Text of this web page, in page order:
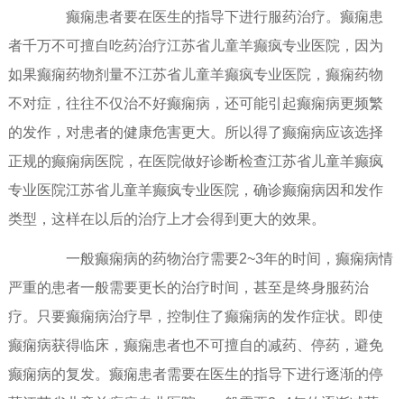
癫痫患者要在医生的指导下进行服药治疗。癫痫患
者千万不可擅自吃药治疗江苏省儿童羊癫疯专业医院，因为
如果癫痫药物剂量不江苏省儿童羊癫疯专业医院，癫痫药物
不对症，往往不仅治不好癫痫病，还可能引起癫痫病更频繁
的发作，对患者的健康危害更大。所以得了癫痫病应该选择
正规的癫痫病医院，在医院做好诊断检查江苏省儿童羊癫疯
专业医院江苏省儿童羊癫疯专业医院，确诊癫痫病因和发作
类型，这样在以后的治疗上才会得到更大的效果。
一般癫痫病的药物治疗需要2~3年的时间，癫痫病情
严重的患者一般需要更长的治疗时间，甚至是终身服药治
疗。只要癫痫病治疗早，控制住了癫痫病的发作症状。即使
癫痫病获得临床，癫痫患者也不可擅自的减药、停药，避免
癫痫病的复发。癫痫患者需要在医生的指导下进行逐渐的停